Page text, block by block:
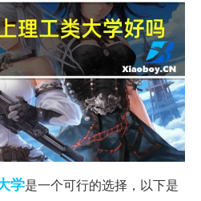
学是一个可行的选择，以下是